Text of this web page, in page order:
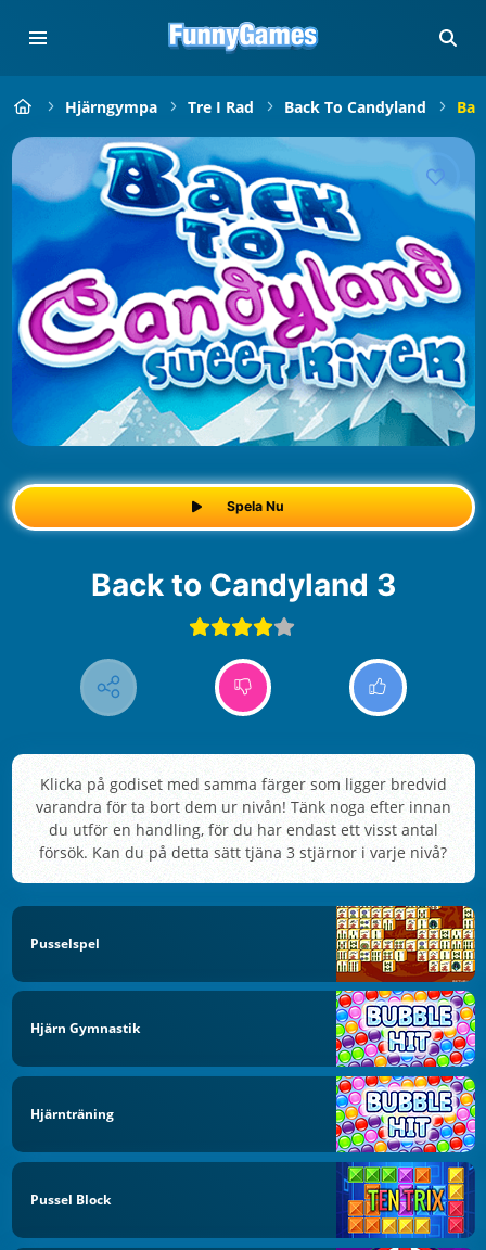
Hjärngympa Tre I Rad Back To Candyland
Spela Nu
Back to Candyland 3
Klicka på godiset med samma färger som ligger bredvid
varandra för ta bort dem ur nivån! Tänk noga efter innan
du utför en handling, för du har endast ett visst antal
försök. Kan du på detta sätt tjäna 3 stjärnor i varje nivå?
Pusselspel
Hjärn Gymnastik
Hjärnträning
Pussel Block